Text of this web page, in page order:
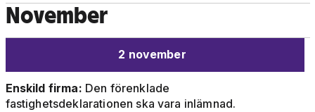
November
2 november
Enskild firma: Den förenklade
fastighetsdeklarationen ska vara inlämnad.